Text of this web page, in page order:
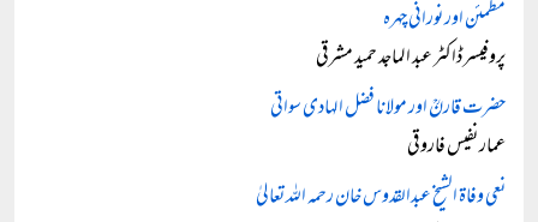
مطمئن اور نورانی چہرہ
پروفیسر ڈاکٹر عبد الماجد حمید مشرقی
حضرت قارنؒ اور مولانا فضل الہادی سواتی
عمار نفیس فاروقی
نعی وفاۃ الشیخ عبدالقدوس خان رحمہ اللہ تعالیٰ